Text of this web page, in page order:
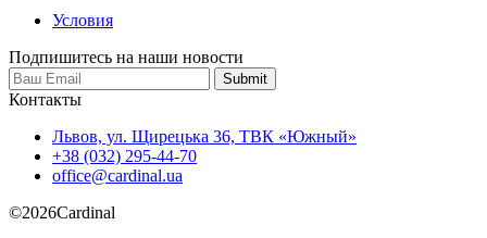
Условия
Подпишитесь на наши новости
Контакты
Львов, ул. Щирецька 36, ТВК «Южный»
+38 (032) 295-44-70
office@cardinal.ua
©2026Cardinal